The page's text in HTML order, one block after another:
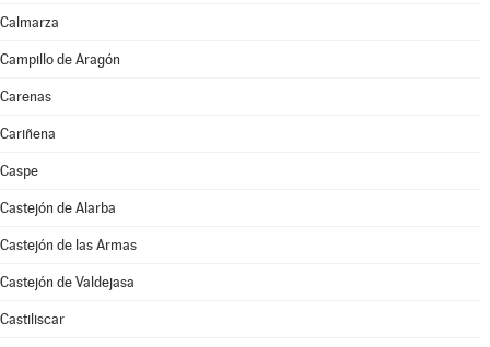
Calmarza
Campillo de Aragón
Carenas
Cariñena
Caspe
Castejón de Alarba
Castejón de las Armas
Castejón de Valdejasa
Castiliscar